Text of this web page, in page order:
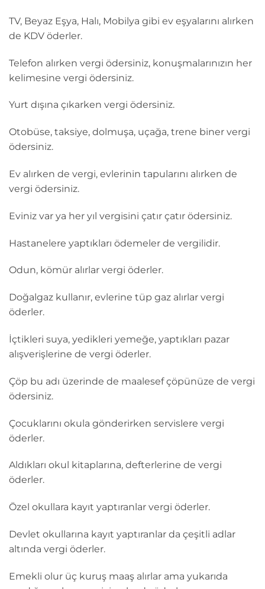
TV, Beyaz Eşya, Halı, Mobilya gibi ev eşyalarını alırken
de KDV öderler.
Telefon alırken vergi ödersiniz, konuşmalarınızın her
kelimesine vergi ödersiniz.
Yurt dışına çıkarken vergi ödersiniz.
Otobüse, taksiye, dolmuşa, uçağa, trene biner vergi
ödersiniz.
Ev alırken de vergi, evlerinin tapularını alırken de
vergi ödersiniz.
Eviniz var ya her yıl vergisini çatır çatır ödersiniz.
Hastanelere yaptıkları ödemeler de vergilidir.
Odun, kömür alırlar vergi öderler.
Doğalgaz kullanır, evlerine tüp gaz alırlar vergi
öderler.
İçtikleri suya, yedikleri yemeğe, yaptıkları pazar
alışverişlerine de vergi öderler.
Çöp bu adı üzerinde de maalesef çöpünüze de vergi
ödersiniz.
Çocuklarını okula gönderirken servislere vergi
öderler.
Aldıkları okul kitaplarına, defterlerine de vergi
öderler.
Özel okullara kayıt yaptıranlar vergi öderler.
Devlet okullarına kayıt yaptıranlar da çeşitli adlar
altında vergi öderler.
Emekli olur üç kuruş maaş alırlar ama yukarıda